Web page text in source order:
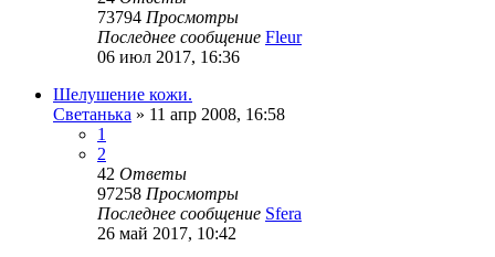
73794 Просмотры
Последнее сообщение Fleur
06 июл 2017, 16:36
Шелушение кожи.
Светанька » 11 апр 2008, 16:58
1
2
42 Ответы
97258 Просмотры
Последнее сообщение Sfera
26 май 2017, 10:42